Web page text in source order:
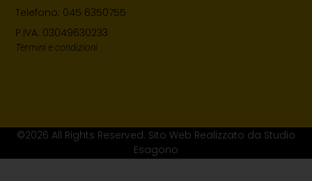
Telefono: 045 6350755
P.IVA: 03049630233
Termini e condizioni
©2026 All Rights Reserved. Sito Web Realizzato da Studio
Esagono